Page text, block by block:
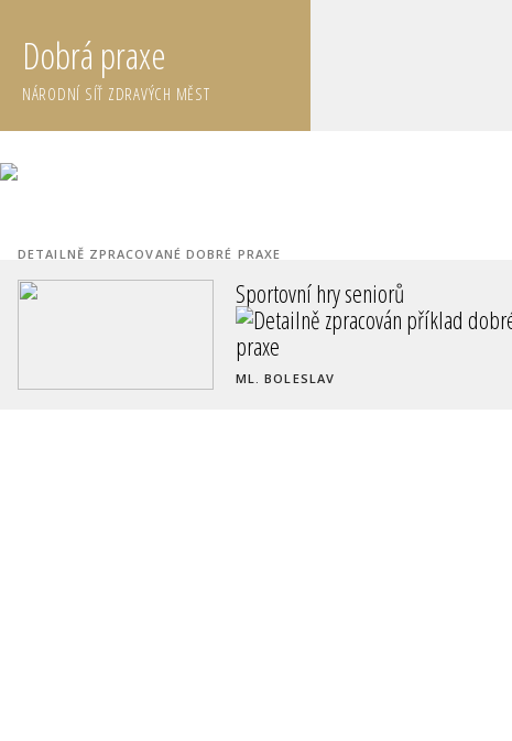
Dobrá praxe
NÁRODNÍ SÍŤ ZDRAVÝCH MĚST
DETAILNĚ ZPRACOVANÉ DOBRÉ PRAXE
Sportovní hry seniorů
ML. BOLESLAV